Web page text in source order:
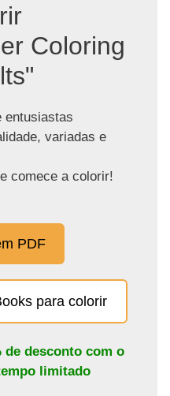
Coloring
entusiastas
variadas e
comece a colorir!
PDF
para colorir
de desconto com o
limitado